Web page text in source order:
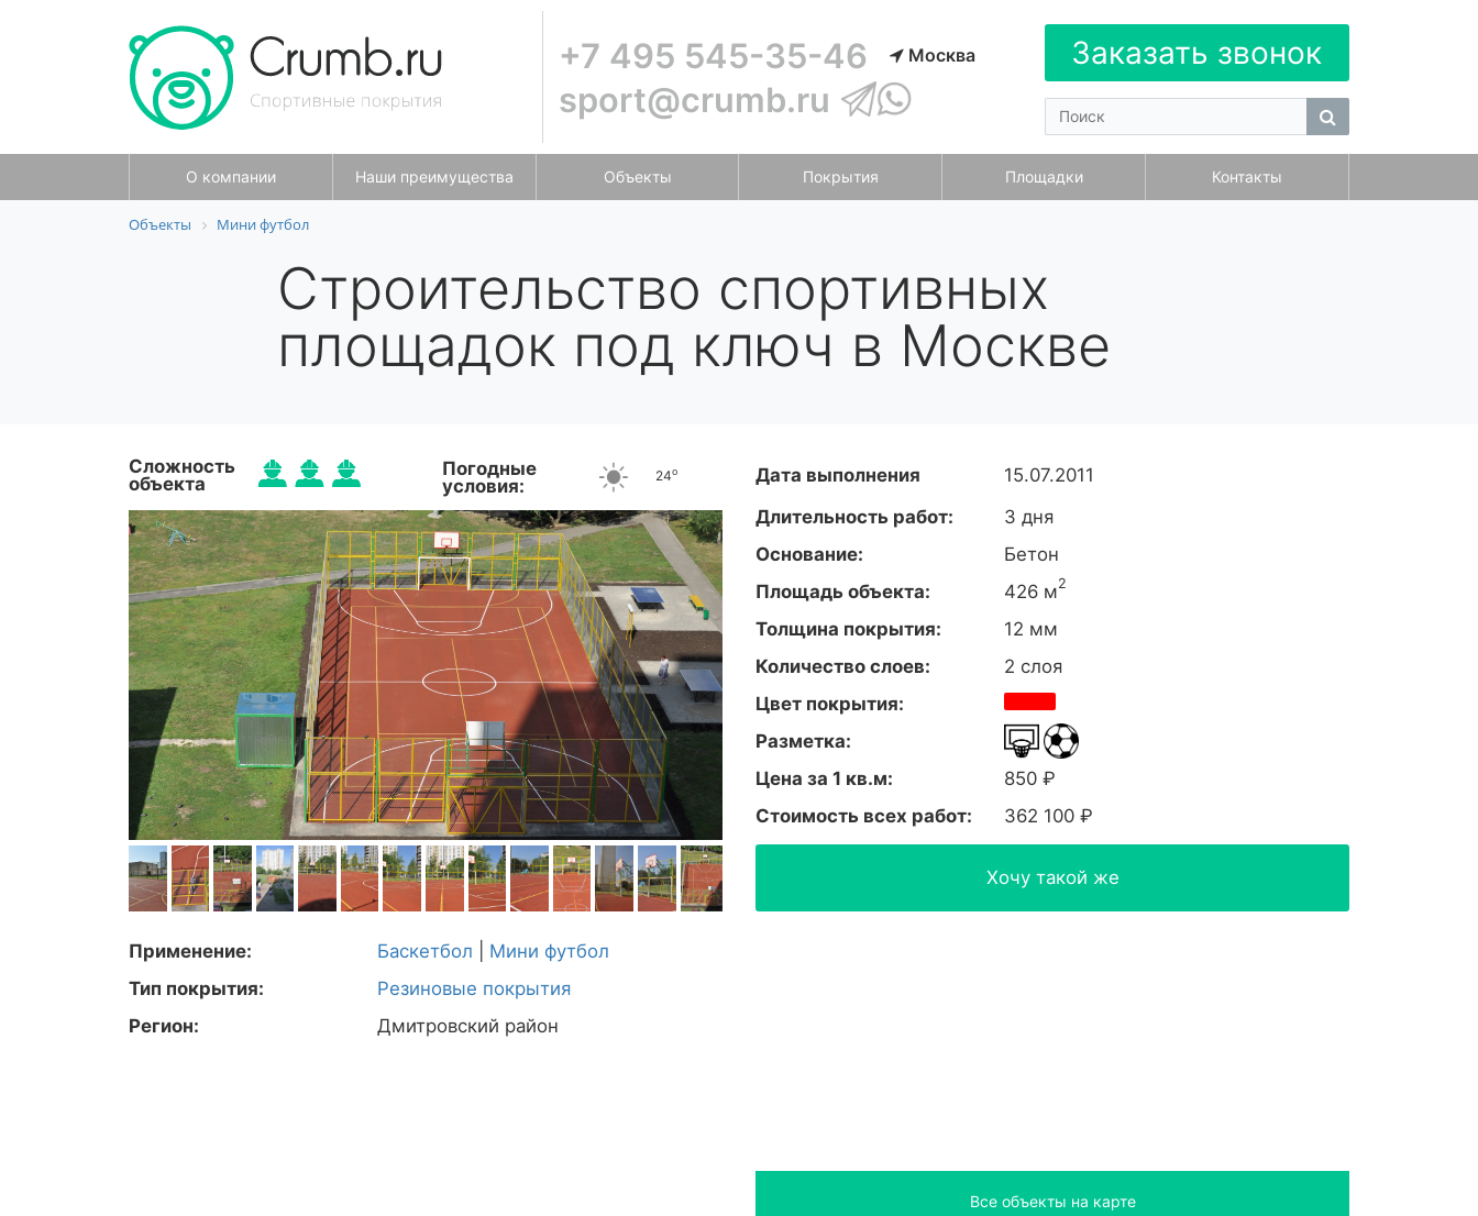
+7 495 545-35-46 Москва
sport@crumb.ru
Заказать звонок
О компании Наши преимущества Объекты Покрытия Площадки Контакты
Объекты Мини футбол
Строительство спортивных
площадок под ключ в Москве
Сложность
объекта
Погодные
условия:
24o Дата выполнения
15.07.2011
Длительность работ:
3 дня
Основание:
Бетон
Площадь объекта:
426 м2
Толщина покрытия:
12 мм
Количество слоев:
2 слоя
Цвет покрытия:
Разметка:
Цена за 1 кв.м:
850 ₽
Стоимость всех работ:
362 100 ₽
Хочу такой же
Применение: Баскетбол
Мини футбол
Тип покрытия:
Резиновые покрытия
Регион:
Дмитровский район
Все объекты на карте